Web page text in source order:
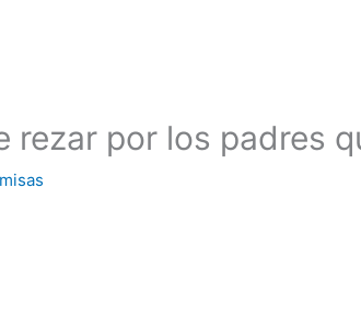
rezar por los padres